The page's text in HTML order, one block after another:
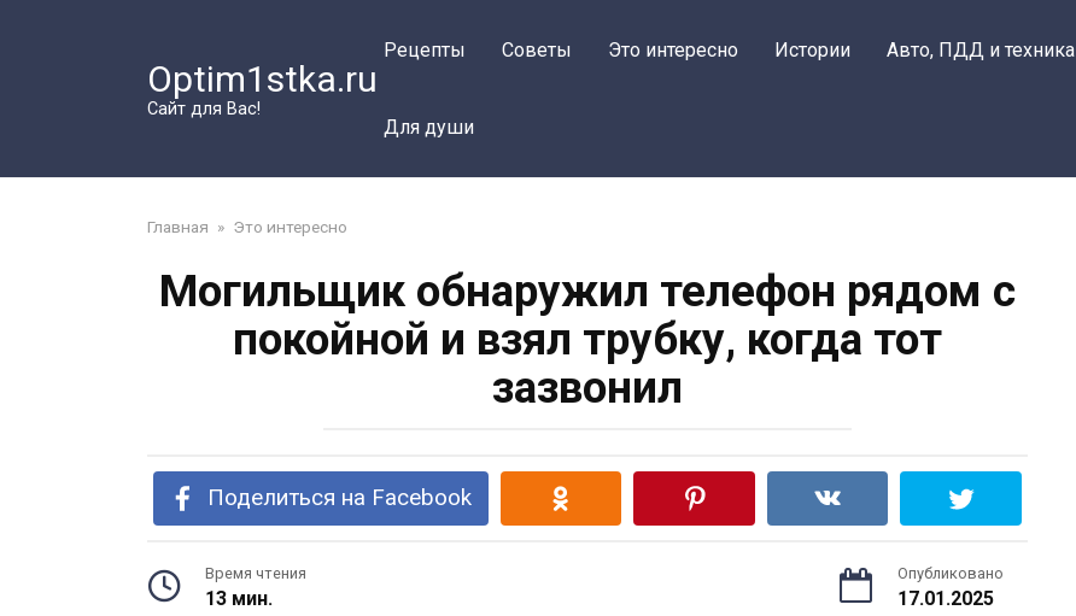
Optim1stka.ru
Сайт для Вас!
Рецепты Советы Это интересно Истории Авто, ПДД и техника
Для души
Главная » Это интересно
Могильщик обнаружил телефон рядом с
покойной и взял трубку, когда тот
зазвонил
Поделиться на Facebook
Время чтения
13 мин.
Опубликовано
17.01.2025